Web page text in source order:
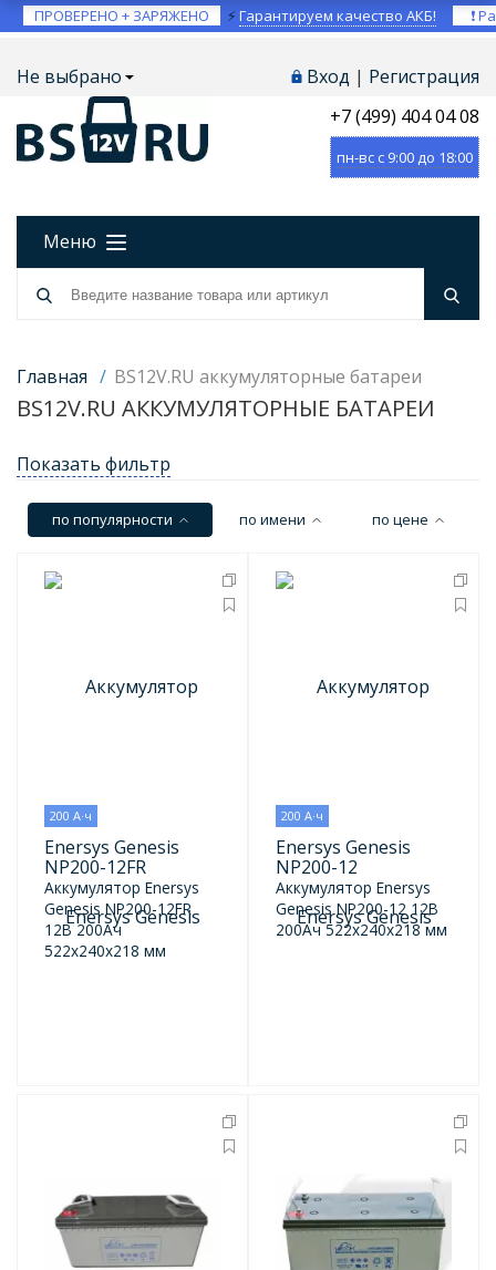
ПРОВЕРЕНО + ЗАРЯЖЕНО ⚡Гарантируем качество АКБ! ❗
Не выбрано Вход | Регистрация
+7 (499) 404 04 08
пн-вс с 9:00 до 18:00
Меню
Главная / BS12V.RU аккумуляторные батареи
BS12V.RU АККУМУЛЯТОРНЫЕ БАТАРЕИ
Показать фильтр
по популярности по имени по цене
200 А·ч
Enersys Genesis
NP200-12FR
Аккумулятор Enersys
Genesis NP200-12FR
12В 200Ач
522x240x218 мм
200 А·ч
Enersys Genesis
NP200-12
Аккумулятор Enersys
Genesis NP200-12 12В
200Ач 522x240x218 мм